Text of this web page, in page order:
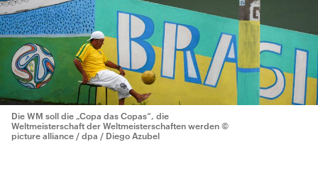
Die WM soll die „Copa das Copas“, die
Weltmeisterschaft der Weltmeisterschaften werden ©
picture alliance / dpa / Diego Azubel